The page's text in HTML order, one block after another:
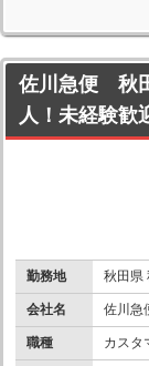
佐川急便 秋
人！未経験歓
勤務地 秋田県
会社名 佐川急
職種 カスタ